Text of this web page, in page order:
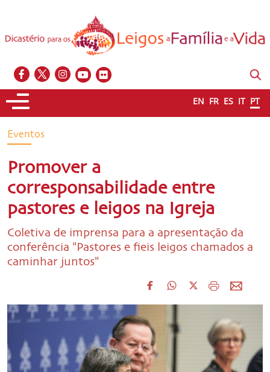
EN FR ES IT PT
Eventos
Promover a
corresponsabilidade entre
pastores e leigos na Igreja
Coletiva de imprensa para a apresentação da
conferência "Pastores e fieis leigos chamados a
caminhar juntos"